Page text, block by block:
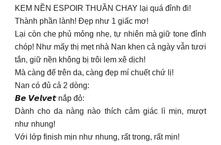
KEM NỀN ESPOIR THUẦN CHAY lại quá đỉnh đi!
Thành phần lành! Đẹp như 1 giấc mơ!
Lại còn che phủ mỏng nhẹ, tự nhiên mà giữ tone đỉnh
chóp! Như mấy thị mẹt nhà Nan khen cả ngày vẫn tươi
tắn, giữ nền không bị trôi lem xê dịch!
Mà càng để trên da, càng đẹp mí chuết chứ lị!
Nan có đủ cả 2 dòng:
𝘽𝙚 𝙑𝙚𝙡𝙫𝙚𝙩 nắp đỏ:
Dành cho da nàng nào thích cảm giác lì mịn, mượt
như nhung!
Với lớp finish mịn như nhung, rất trong, rất mịn!